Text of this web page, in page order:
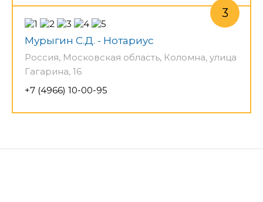
Мурыгин С.Д. - Нотариус
Россия, Московская область, Коломна, улица
Гагарина, 16
+7 (4966) 10-00-95